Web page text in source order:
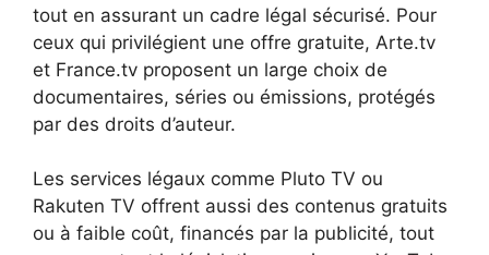
tout en assurant un cadre légal sécurisé. Pour
ceux qui privilégient une offre gratuite, Arte.tv
et France.tv proposent un large choix de
documentaires, séries ou émissions, protégés
par des droits d’auteur.
Les services légaux comme Pluto TV ou
Rakuten TV offrent aussi des contenus gratuits
ou à faible coût, financés par la publicité, tout